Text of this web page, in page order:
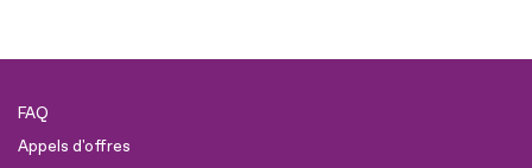
FAQ
Appels d'offres